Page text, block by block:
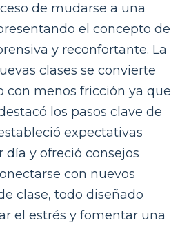
de mudarse a una
el concepto de
y reconfortante. La
clases se convierte
con menos fricción ya que
los pasos clave de
expectativas
día y ofreció consejos
con nuevos
clase, todo diseñado
el estrés y fomentar una